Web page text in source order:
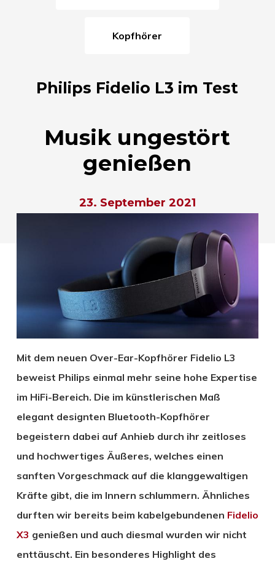
Kopfhörer
Philips Fidelio L3 im Test
Musik ungestört
genießen
23. September 2021
Mit dem neuen Over-Ear-Kopfhörer Fidelio L3
beweist Philips einmal mehr seine hohe Expertise
im HiFi-Bereich. Die im künstlerischen Maß
elegant designten Bluetooth-Kopfhörer
begeistern dabei auf Anhieb durch ihr zeitloses
und hochwertiges Äußeres, welches einen
sanften Vorgeschmack auf die klanggewaltigen
Kräfte gibt, die im Innern schlummern. Ähnliches
durften wir bereits beim kabelgebundenen Fidelio
X3 genießen und auch diesmal wurden wir nicht
enttäuscht. Ein besonderes Highlight des